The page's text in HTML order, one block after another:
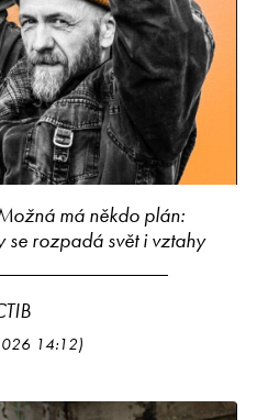
má někdo plán:
se rozpadá svět i vztahy
14:12)